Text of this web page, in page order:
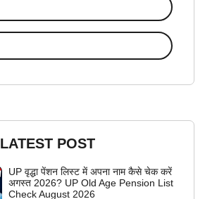
LATEST POST
UP वृद्धा पेंशन लिस्ट में अपना नाम कैसे चेक करें
अगस्त 2026? UP Old Age Pension List
Check August 2026